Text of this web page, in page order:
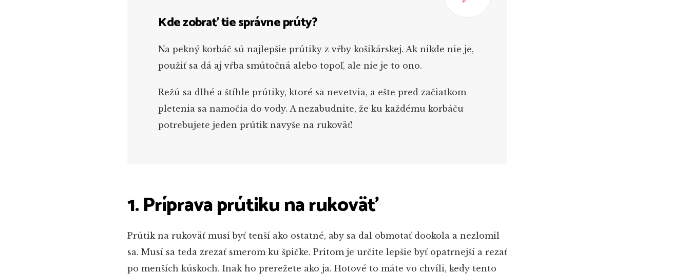
Kde zobrať tie správne prúty?
Na pekný korbáč sú najlepšie prútiky z vŕby košikárskej. Ak nikde nie je,
použiť sa dá aj vŕba smútočná alebo topoľ, ale nie je to ono.
Režú sa dlhé a štíhle prútiky, ktoré sa nevetvia, a ešte pred začiatkom
pletenia sa namočia do vody. A nezabudnite, že ku každému korbáču
potrebujete jeden prútik navyše na rukoväť!
1. Príprava prútiku na rukoväť
Prútik na rukoväť musí byť tenší ako ostatné, aby sa dal obmotať dookola a nezlomil
sa. Musí sa teda zrezať smerom ku špičke. Pritom je určite lepšie byť opatrnejší a rezať
po menších kúskoch. Inak ho prerežete ako ja. Hotové to máte vo chvíli, kedy tento